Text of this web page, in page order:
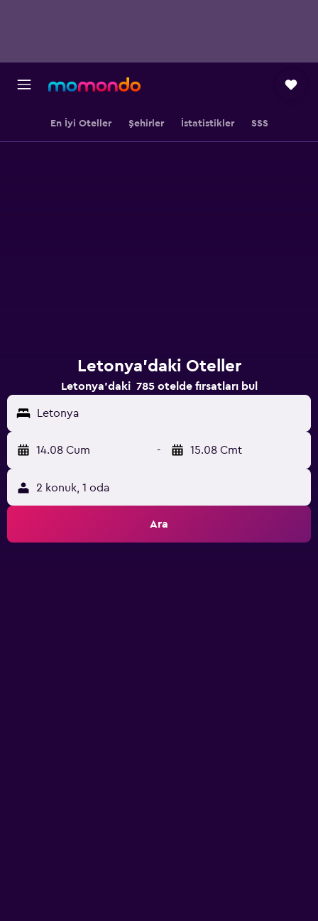
En İyi Oteller Şehirler İstatistikler SSS
Letonya'daki Oteller
Letonya'daki 785 otelde fırsatları bul
Letonya
14.08 Cum - 15.08 Cmt
2 konuk, 1 oda
Ara